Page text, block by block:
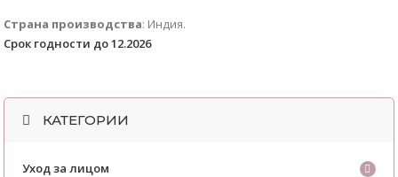
Страна производства: Индия.
Срок годности до 12.2026
КАТЕГОРИИ
Уход за лицом